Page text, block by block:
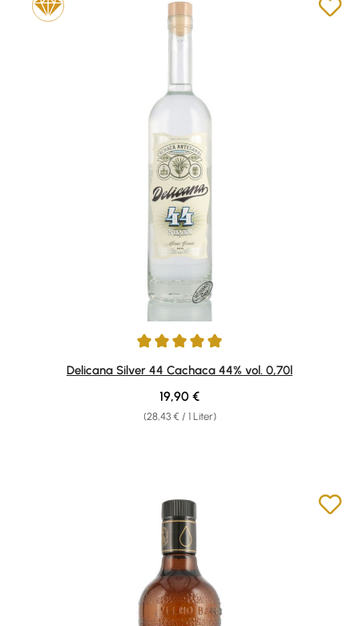
Durchschnittliche Bewertung von 5 von 5 Sternen
Delicana Silver 44 Cachaca 44% vol. 0,70l
(28,43 € / 1 Liter)
Regulärer Preis:
19,90 €